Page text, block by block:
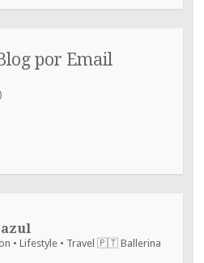
por Email
• Lifestyle • Travel 🇵🇹 Ballerina